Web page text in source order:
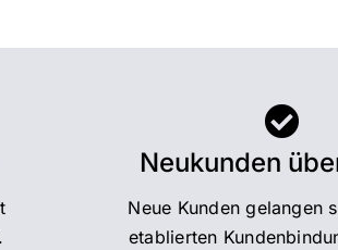
Neukunden
Neue Kunden gelangen
etablierten